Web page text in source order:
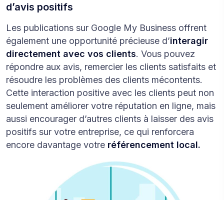
d’avis positifs
Les publications sur Google My Business offrent
également une opportunité précieuse d’interagir
directement avec vos clients. Vous pouvez
répondre aux avis, remercier les clients satisfaits et
résoudre les problèmes des clients mécontents.
Cette interaction positive avec les clients peut non
seulement améliorer votre réputation en ligne, mais
aussi encourager d’autres clients à laisser des avis
positifs sur votre entreprise, ce qui renforcera
encore davantage votre référencement local.